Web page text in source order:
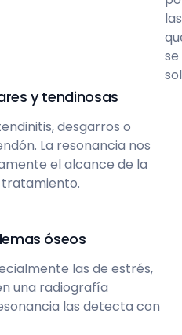
las
se
y tendinosas
desgarros o
La resonancia nos
el alcance de la
tratamiento.
óseos
las de estrés,
una radiografía
las detecta con